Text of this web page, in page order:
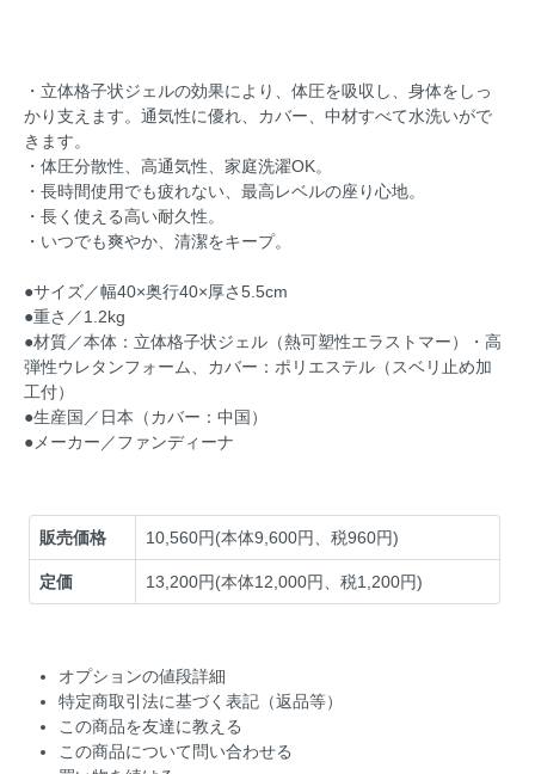
・立体格子状ジェルの効果により、体圧を吸収し、身体をしっ
かり支えます。通気性に優れ、カバー、中材すべて水洗いがで
きます。
・体圧分散性、高通気性、家庭洗濯OK。
・長時間使用でも疲れない、最高レベルの座り心地。
・長く使える高い耐久性。
・いつでも爽やか、清潔をキープ。
●サイズ／幅40×奥行40×厚さ5.5cm
●重さ／1.2kg
●材質／本体：立体格子状ジェル（熱可塑性エラストマー）・高
弾性ウレタンフォーム、カバー：ポリエステル（スベリ止め加
工付）
●生産国／日本（カバー：中国）
●メーカー／ファンディーナ
販売価格 10,560円(本体9,600円、税960円)
定価 13,200円(本体12,000円、税1,200円)
オプションの値段詳細
特定商取引法に基づく表記（返品等）
この商品を友達に教える
この商品について問い合わせる